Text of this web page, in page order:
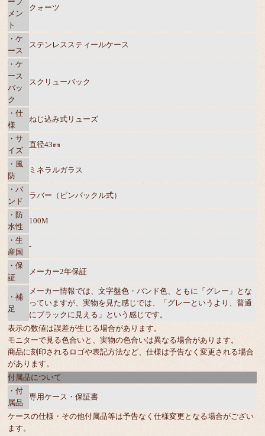
メン
ト
クォーツ
・ケ
ース
ステンレススティールケース
・ケ
ース
バッ
ク
スクリューバック
・仕
様
ねじ込み式リューズ
・サ
イズ
直径43㎜
・風
防
ミネラルガラス
・バ
ンド
ラバー（ピンバックル式）
・防
水性
100M
・生
産国
-
・保
証
メーカー2年保証
・補
足
メーカー情報では、文字盤色・バンド色、ともに「グレー」とな
っていますが、実物を見た感じでは、「グレーというより、普通
にブラックに見える」という感じです。
表示の数値は誤差が生じる場合があります。
モニターで見る色合いと、実物の色合いは異なる場合があります。
商品に刻印されるロゴや表記方法など、仕様は予告なく変更される場合
があります。
付属品について
・付
属品
専用ケース・保証書
ケースの仕様・その他付属品等は予告なく仕様変更となる場合がござい
ます。